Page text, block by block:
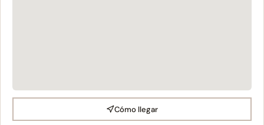
Cómo llegar